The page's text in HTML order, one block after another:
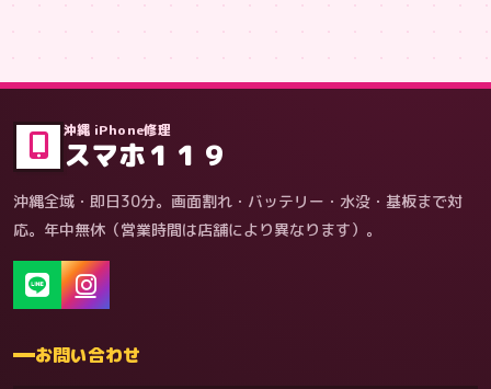
症状・内容から
沖縄 iPhone修理
スマホ１１９
沖縄全域・即日30分。画面割れ・バッテリー・水没・基板まで対
応。年中無休（営業時間は店舗により異なります）。
お問い合わせ